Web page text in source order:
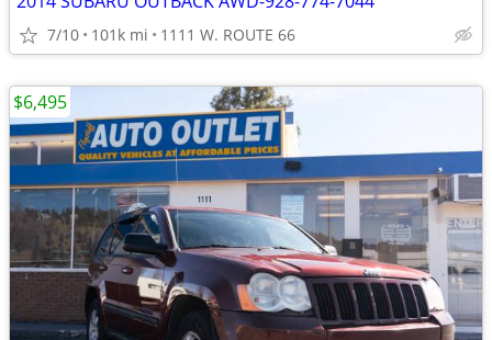
7/10 101k mi 1111 W. ROUTE 66
$6,495